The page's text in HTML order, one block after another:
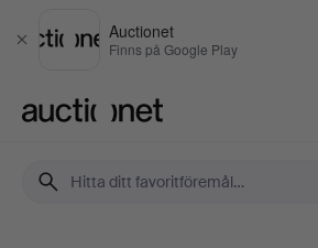
Stäng
Auctionet
Finns på Google Play